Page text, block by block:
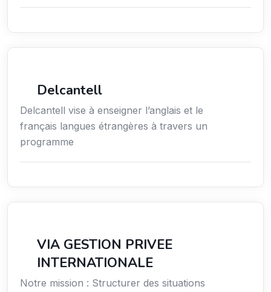
Delcantell
Delcantell vise à enseigner l’anglais et le
français langues étrangères à travers un
programme
VIA GESTION PRIVEE
INTERNATIONALE
Notre mission : Structurer des situations